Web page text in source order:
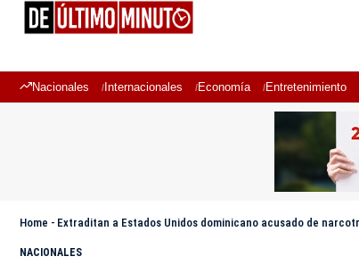
Nacionales Internacionales Economía Entretenimiento
Home - Extraditan a Estados Unidos dominicano acusado de
NACIONALES